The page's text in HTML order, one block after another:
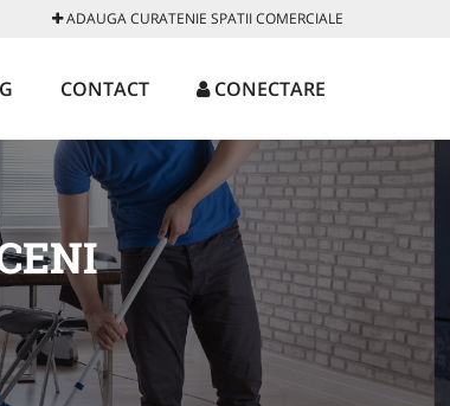
ADAUGA CURATENIE SPATII COMERCIALE
CONTACT CONECTARE